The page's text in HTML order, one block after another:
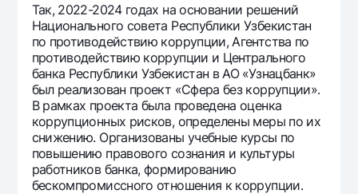
Так, 2022-2024 годах на основании решений
Национального совета Республики Узбекистан
по противодействию коррупции, Агентства по
противодействию коррупции и Центрального
банка Республики Узбекистан в АО «Узнацбанк»
был реализован проект «Сфера без коррупции».
В рамках проекта была проведена оценка
коррупционных рисков, определены меры по их
снижению. Организованы учебные курсы по
повышению правового сознания и культуры
работников банка, формированию
бескомпромиссного отношения к коррупции.